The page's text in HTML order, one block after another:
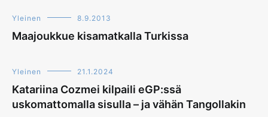
Yleinen 8.9.2013
Maajoukkue kisamatkalla Turkissa
Yleinen 21.1.2024
Katariina Cozmei kilpaili eGP:ssä
uskomattomalla sisulla – ja vähän Tangollakin